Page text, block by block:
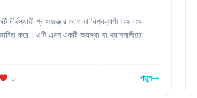
দীর্ঘস্থায়ী শ্বাসযন্ত্রের রোগ যা বিশ্বব্যাপী লক্ষ লক্ষ
করে। এটি এমন একটি অবস্থা যা শ্বাসনালীতে
০ পড়ুন